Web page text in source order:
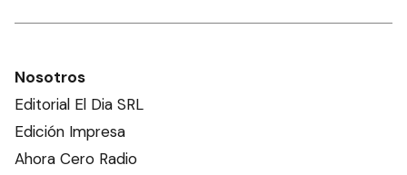
Nosotros
Editorial El Dia SRL
Edición Impresa
Ahora Cero Radio